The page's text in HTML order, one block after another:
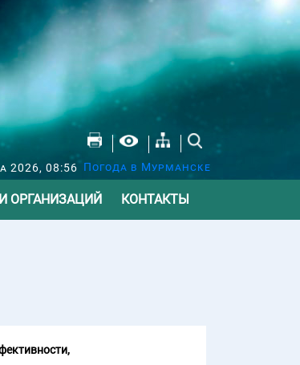
2026, 08:56 Погода в Мурманске
ОРГАНИЗАЦИЙ КОНТАКТЫ